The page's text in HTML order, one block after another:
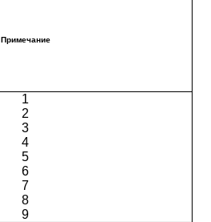
Примечание
1
2
3
4
5
6
7
8
9